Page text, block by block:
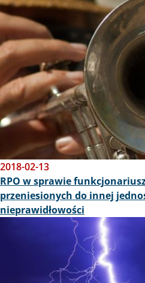
2018-02-13
RPO w sprawie
przeniesionych do innej
nieprawidłowości